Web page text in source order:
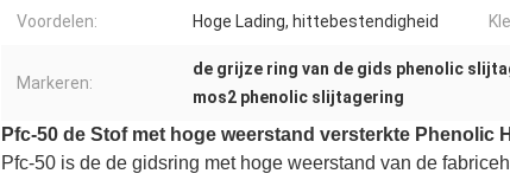
Voordelen: Hoge Lading, hittebestendigheid
Markeren:
de grijze ring van de gids phenolic
mos2 phenolic slijtagering
Pfc-50 de Stof met hoge weerstand versterkte Phenolic
Pfc-50 is de de gidsring met hoge weerstand van de